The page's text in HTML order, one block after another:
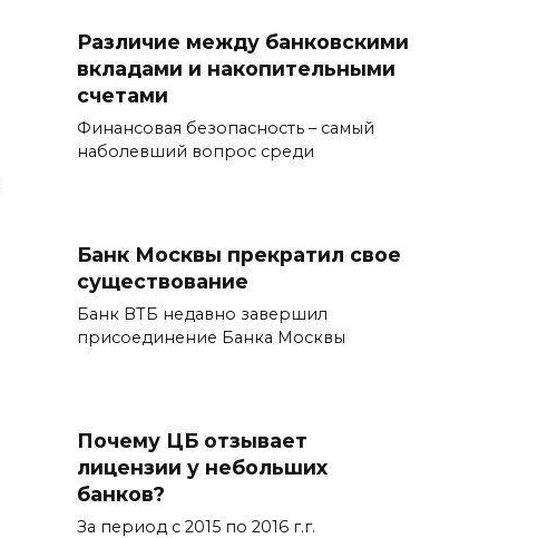
Различие между банковскими
вкладами и накопительными
счетами
Финансовая безопасность – самый
наболевший вопрос среди
Банк Москвы прекратил свое
существование
Банк ВТБ недавно завершил
присоединение Банка Москвы
Почему ЦБ отзывает
лицензии у небольших
банков?
За период с 2015 по 2016 г.г.